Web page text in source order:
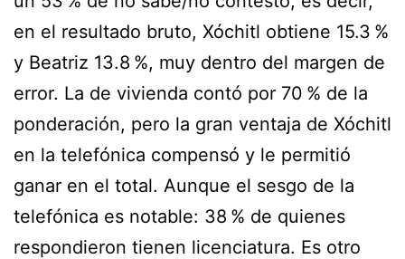
en el resultado bruto, Xóchitl obtiene 15.3 %
y Beatriz 13.8 %, muy dentro del margen de
error. La de vivienda contó por 70 % de la
ponderación, pero la gran ventaja de Xóchitl
en la telefónica compensó y le permitió
ganar en el total. Aunque el sesgo de la
telefónica es notable: 38 % de quienes
respondieron tienen licenciatura. Es otro